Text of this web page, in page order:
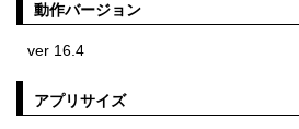
動作バージョン
ver 16.4
アプリサイズ